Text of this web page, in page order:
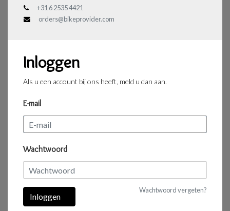
+31 6 2535 4421
orders@bikeprovider.com
Inloggen
Als u een account bij ons heeft, meld u dan aan.
E-mail
Wachtwoord
Wachtwoord vergeten?
Inloggen